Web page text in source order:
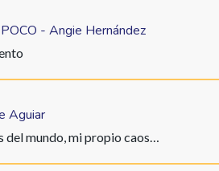
- Angie Hernández
Aguiar
del mundo, mi propio caos…